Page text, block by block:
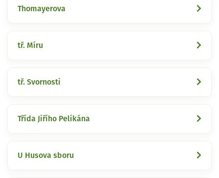
Thomayerova
tř. Míru
tř. Svornosti
Třída Jiřího Pelikána
U Husova sboru